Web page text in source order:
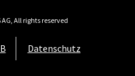
Datenschutz
All rights reserved